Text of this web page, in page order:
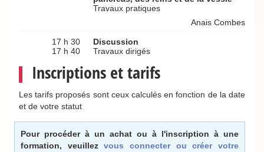
Travaux pratiques
Anais Combes
17 h 30
17 h 40
Discussion
Travaux dirigés
Inscriptions et tarifs
Les tarifs proposés sont ceux calculés en fonction de la date
et de votre statut
Pour procéder à un achat ou à l'inscription à une
formation, veuillezvous connecter ou créer votre